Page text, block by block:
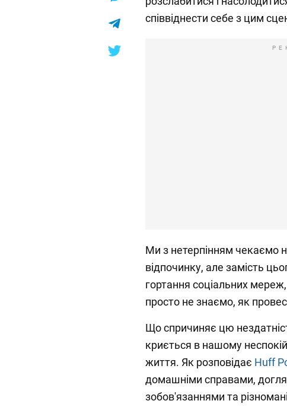
співвіднести себе з цим
Ми з нетерпінням чекаємо
відпочинку, але замість
гортання соціальних
просто не знаємо, як
Що спричиняє цю
криється в нашому
життя. Як розповідає Huff
домашніми справами,
зобов'язаннями та